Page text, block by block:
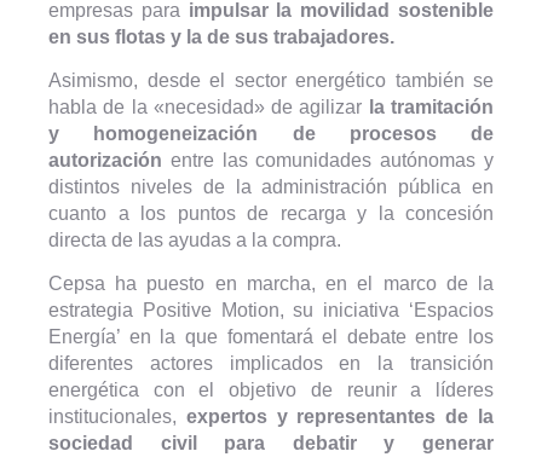
empresas para impulsar la movilidad sostenible
en sus flotas y la de sus trabajadores.
Asimismo, desde el sector energético también se
habla de la «necesidad» de agilizar la tramitación
y homogeneización de procesos de
autorización entre las comunidades autónomas y
distintos niveles de la administración pública en
cuanto a los puntos de recarga y la concesión
directa de las ayudas a la compra.
Cepsa ha puesto en marcha, en el marco de la
estrategia Positive Motion, su iniciativa ‘Espacios
Energía’ en la que fomentará el debate entre los
diferentes actores implicados en la transición
energética con el objetivo de reunir a líderes
institucionales, expertos y representantes de la
sociedad civil para debatir y generar